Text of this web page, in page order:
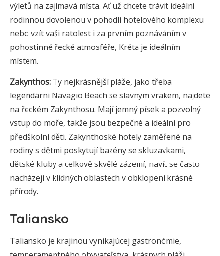
výletů na zajímavá místa. Ať už chcete trávit ideální
rodinnou dovolenou v pohodlí hotelového komplexu
nebo vzít vaši ratolest i za prvním poznáváním v
pohostinné řecké atmosféře, Kréta je ideálním
místem.
Zakynthos: Ty nejkrásnější pláže, jako třeba
legendární Navagio Beach se slavným vrakem, najdete
na řeckém Zakynthosu. Mají jemný písek a pozvolný
vstup do moře, takže jsou bezpečné a ideální pro
předškolní děti. Zakynthoské hotely zaměřené na
rodiny s dětmi poskytují bazény se skluzavkami,
dětské kluby a celkově skvělé zázemí, navíc se často
nacházejí v klidných oblastech v obklopení krásné
přírody.
Taliansko
Taliansko je krajinou vynikajúcej gastronómie,